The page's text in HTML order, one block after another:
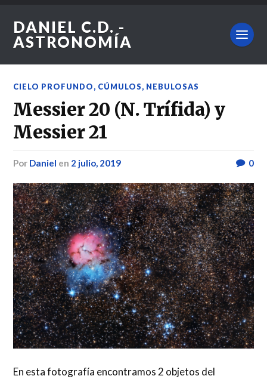
DANIEL C.D. -
ASTRONOMÍA
CIELO PROFUNDO, CÚMULOS, NEBULOSAS
Messier 20 (N. Trífida) y
Messier 21
por Daniel en 2 julio, 2019 0
En esta fotografía encontramos 2 objetos del